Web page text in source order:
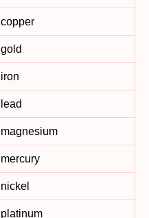
copper
gold
iron
lead
magnesium
mercury
nickel
platinum